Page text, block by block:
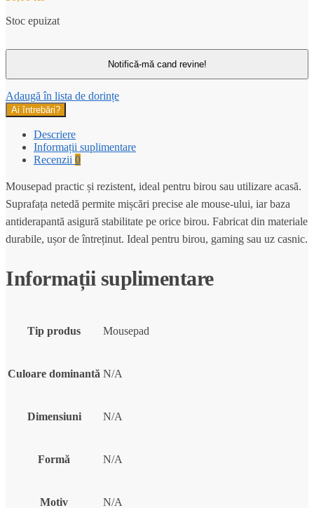
Stoc epuizat
Adaugă în lista de dorințe
Ai întrebări?
Descriere
Informații suplimentare
Recenzii 0
Mousepad practic și rezistent, ideal pentru birou sau utilizare acasă.
Suprafața netedă permite mișcări precise ale mouse-ului, iar baza
antiderapantă asigură stabilitate pe orice birou. Fabricat din materiale
durabile, ușor de întreținut. Ideal pentru birou, gaming sau uz casnic.
Informații suplimentare
Tip produs Mousepad
Culoare dominantă N/A
Dimensiuni N/A
Formă N/A
Motiv N/A